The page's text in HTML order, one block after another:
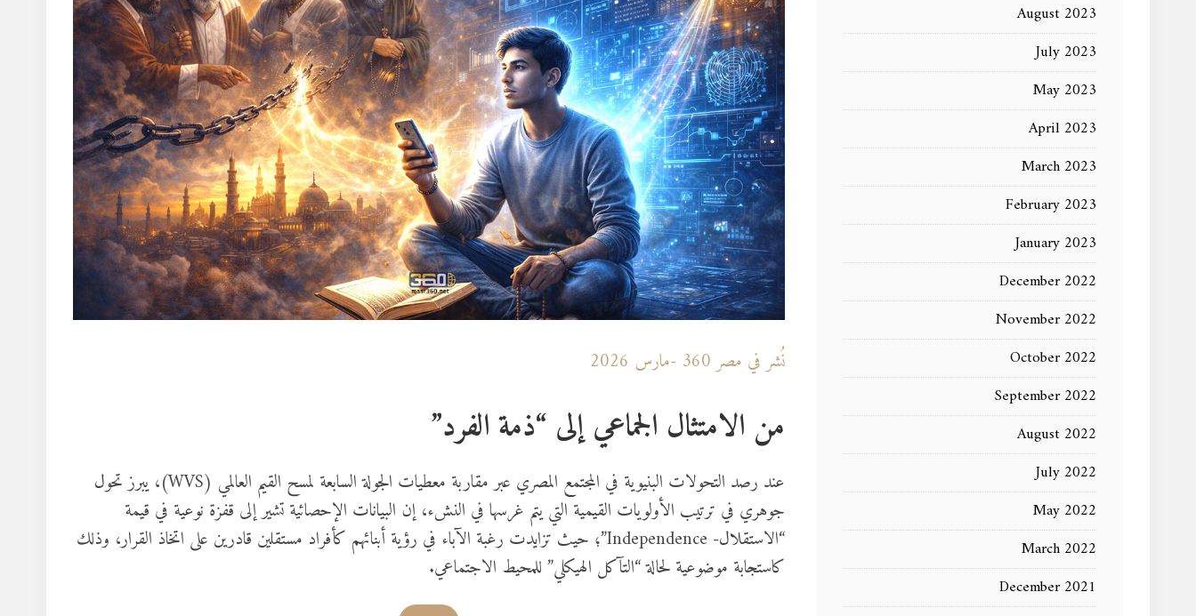
نُشر في مصر 360 -مارس 2026
من الامتثال الجماعي إلى “ذمة الفرد”
عند رصد التحولات البنيوية في المجتمع المصري عبر مقاربة معطيات الجولة السابعة لمسح القيم العالمي (WVS)، يبرز تحول
جوهري في ترتيب الأولويات القيمية التي يتم غرسها في النشء، إن البيانات الإحصائية تشير إلى قفزة نوعية في قيمة
“الاستقلال- Independence”؛ حيث تزايدت رغبة الآباء في رؤية أبنائهم كأفراد مستقلين قادرين على اتخاذ القرار، وذلك
كاستجابة موضوعية لحالة “التآكل الهيكلي” للمحيط الاجتماعي.
August 2023
July 2023
May 2023
April 2023
March 2023
February 2023
January 2023
December 2022
November 2022
October 2022
September 2022
August 2022
July 2022
May 2022
March 2022
December 2021